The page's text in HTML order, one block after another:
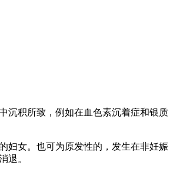
沉积所致，例如在血色素沉着症和银质
妇女。也可为原发性的，发生在非妊娠
退。